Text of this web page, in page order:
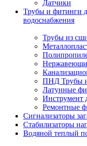
Датчики
Трубы и фитинги
водоснабжения
Трубы из
ПНД Трубы
Латунные
Инструмент
Ремонтные
Сигнализаторы
Стабилизаторы
Водяной теплый